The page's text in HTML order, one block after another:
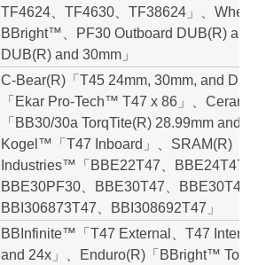
TF4624、TF4630、TF38624」、
BBright™、PF30 Outboard DUB(R) and
DUB(R) and 30mm」
C-Bear(R)「T45 24mm, 30mm, and
「Ekar Pro-Tech™ T47 x 86」、
「BB30/30a TorqTite(R) 28.99mm and
Kogel™「T47 Inboard」、SRAM(R)「
Industries™「BBE22T47、BBE24T47、
BBE30PF30、BBE30T47、
BBI306873T47、BBI308692T47」
BBInfinite™「T47 External、T47
and 24x」、Enduro(R)「BBright™